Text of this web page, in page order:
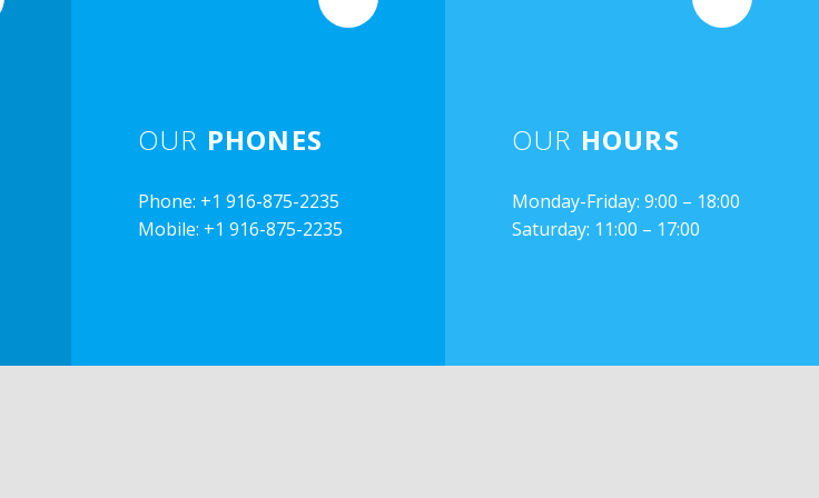
OUR PHONES
Phone: +1 916-875-2235
Mobile: +1 916-875-2235
OUR HOURS
Monday-Friday: 9:00 – 18:00
Saturday: 11:00 – 17:00